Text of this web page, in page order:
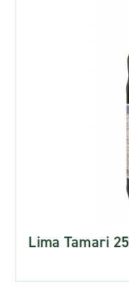
Lima Tamari